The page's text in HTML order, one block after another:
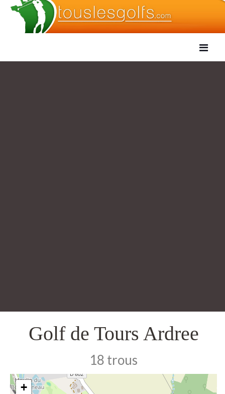
Golf de Tours Ardree
18 trous
+